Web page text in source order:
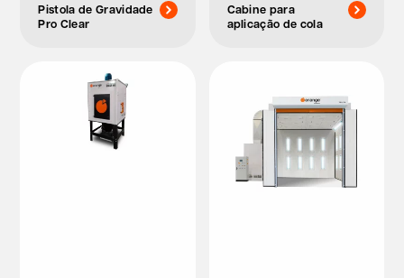
Pistola de Gravidade
Pro Clear
Cabine para
aplicação de cola